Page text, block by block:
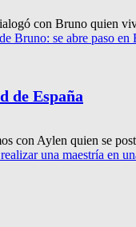
con Bruno quien
Bruno: se abre paso en
de España
con Aylen quien se
una maestría en